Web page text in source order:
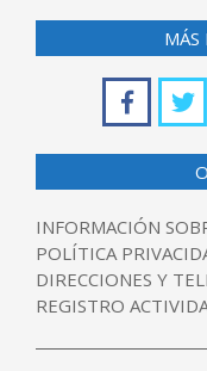
INFORMACIÓN
POLÍTICA
DIRECCIONES Y
REGISTRO